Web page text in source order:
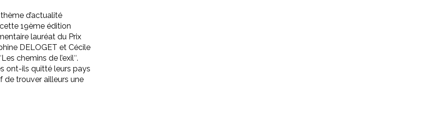
d’actualité
19ème édition
lauréat du Prix
DELOGET et Cécile
chemins de l’exilʺ.
ont-ils quitté leurs pays
de trouver ailleurs une